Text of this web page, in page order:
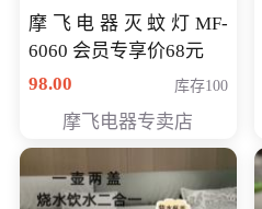
摩飞电器灭蚊灯MF-
6060 会员专享价68元
98.00
库存100
摩飞电器专卖店